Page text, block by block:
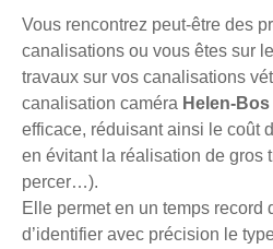
Vous rencontrez peut-être des
canalisations ou vous êtes sur
travaux sur vos canalisations
canalisation caméra Helen-Bos
efficace, réduisant ainsi le coût
en évitant la réalisation de gros
percer…).
Elle permet en un temps record
d’identifier avec précision le